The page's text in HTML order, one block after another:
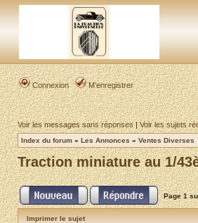
Connexion M’enregistrer
Voir les messages sans réponses|Voir les sujets
Index du forum » Les Annonces » Ventes Diverses
Traction miniature au 1/
Page1
Imprimer le sujet